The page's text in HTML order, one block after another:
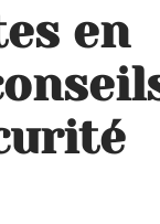
en